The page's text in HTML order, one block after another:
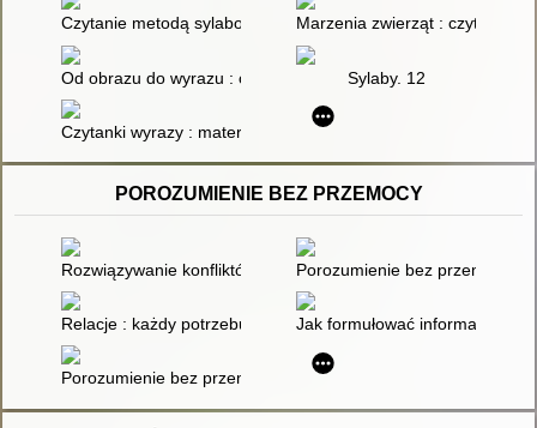
Czytanie metodą sylabową : karty pracy w szkole i w domu
Marzenia zwierząt : czytanie
Od obrazu do wyrazu : ćwiczenia wspierające gotowość
Sylaby. 12
Czytanki wyrazy : materiały do nauki czytania metodą
POROZUMIENIE BEZ PRZEMOCY
Rozwiązywanie konfliktów poprzez porozumienie bez
Porozumienie bez przemocy
Relacje : każdy potrzebuje więzi, żeby przetrwać
Jak formułować informację
Porozumienie bez przemocy : o języku serca